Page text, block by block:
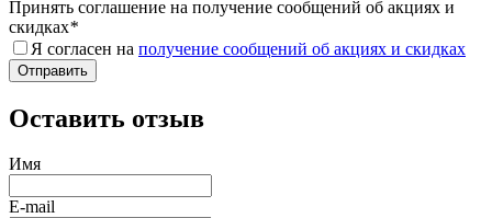
Принять соглашение на получение сообщений об акциях и
скидках*
Я согласен на получение сообщений об акциях и скидках
Оставить отзыв
Имя
E-mail